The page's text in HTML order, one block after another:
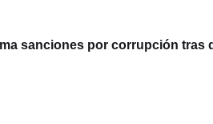
sanciones por corrupción